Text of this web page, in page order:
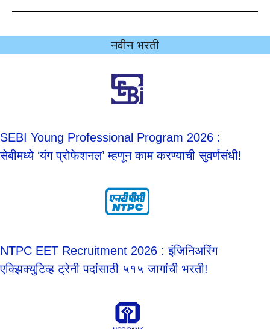
नवीन भरती
SEBI Young Professional Program 2026 :
सेबीमध्ये ‘यंग प्रोफेशनल’ म्हणून काम करण्याची सुवर्णसंधी!
NTPC EET Recruitment 2026 : इंजिनिअरिंग
एक्झिक्युटिव्ह ट्रेनी पदांसाठी ५१५ जागांची भरती!